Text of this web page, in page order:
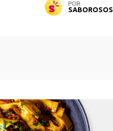
POR
SABOROSOS